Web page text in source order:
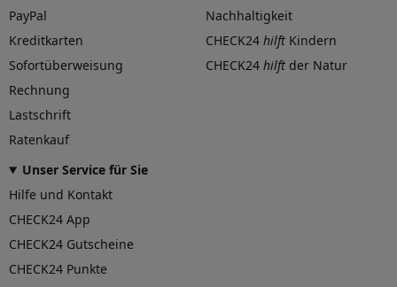
PayPal
Kreditkarten
Sofortüberweisung
Rechnung
Lastschrift
Ratenkauf
Nachhaltigkeit
CHECK24 hilft Kindern
CHECK24 hilft der Natur
Unser Service für Sie
Hilfe und Kontakt
CHECK24 App
CHECK24 Gutscheine
CHECK24 Punkte